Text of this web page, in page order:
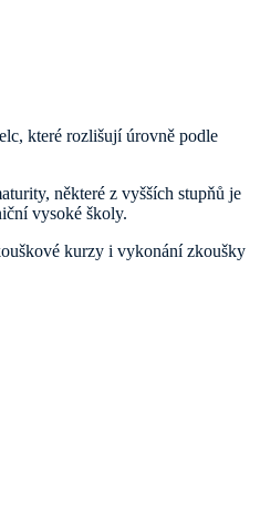
které rozlišují úrovně podle
některé z vyšších stupňů je
vysoké školy.
kurzy i vykonání zkoušky